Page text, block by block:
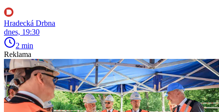
Hradecká Drbna
dnes, 19:30
2 min
Reklama